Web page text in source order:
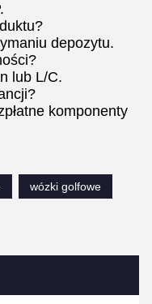
depozytu.
lub L/C.
komponenty
wózki golfowe